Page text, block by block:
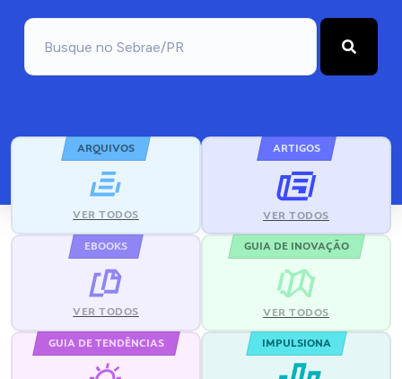
ARQUIVOS
VER TODOS
ARTIGOS
VER TODOS
EBOOKS
VER TODOS
GUIA DE INOVAÇÃO
VER TODOS
GUIA DE TENDÊNCIAS IMPULSIONA